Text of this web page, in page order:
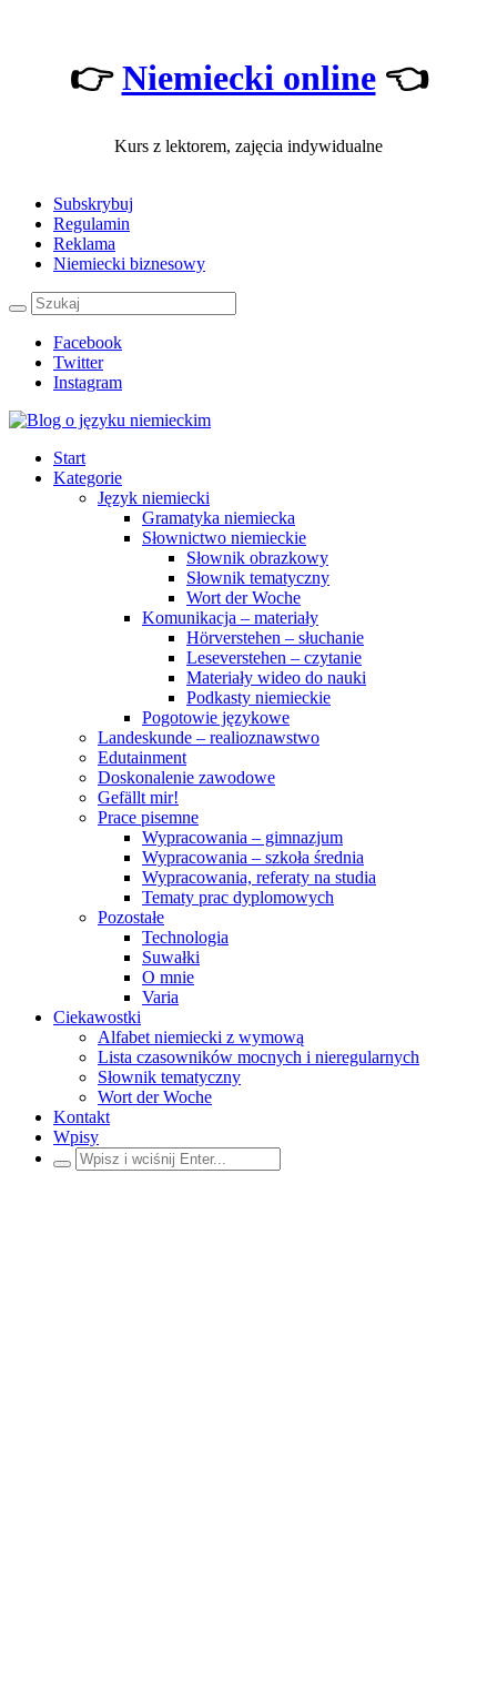
👉Niemiecki online👈
Kurs z lektorem, zajęcia indywidualne
Subskrybuj
Regulamin
Reklama
Niemiecki biznesowy
Facebook
Twitter
Instagram
Start
Kategorie
Język niemiecki
Gramatyka niemiecka
Słownictwo niemieckie
Słownik obrazkowy
Słownik tematyczny
Wort der Woche
Komunikacja – materiały
Hörverstehen – słuchanie
Leseverstehen – czytanie
Materiały wideo do nauki
Podkasty niemieckie
Pogotowie językowe
Landeskunde – realioznawstwo
Edutainment
Doskonalenie zawodowe
Gefällt mir!
Prace pisemne
Wypracowania – gimnazjum
Wypracowania – szkoła średnia
Wypracowania, referaty na studia
Tematy prac dyplomowych
Pozostałe
Technologia
Suwałki
O mnie
Varia
Ciekawostki
Alfabet niemiecki z wymową
Lista czasowników mocnych i nieregularnych
Słownik tematyczny
Wort der Woche
Kontakt
Wpisy